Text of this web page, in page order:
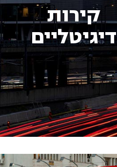
קירות
דיגיטליים